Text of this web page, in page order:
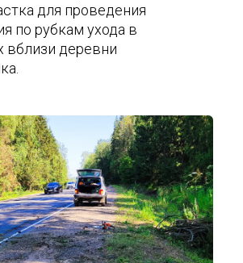
для проведения
по рубкам ухода в
вблизи деревни